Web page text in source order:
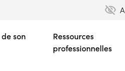
son
Ressources
professionnelles